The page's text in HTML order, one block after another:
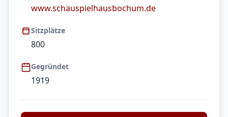
www.schauspielhausbochum.de
Sitzplätze
800
Gegründet
1919